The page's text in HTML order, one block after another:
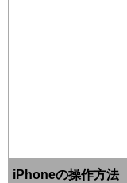
iPhoneの操作方法